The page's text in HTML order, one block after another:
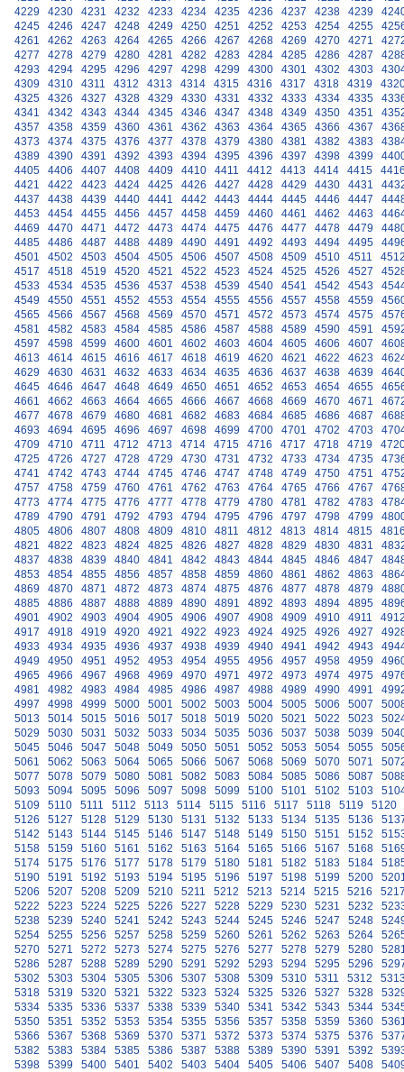
4229
4230 4231 4232 4233 4234 4235 4236 4237 4238 4239
4245
4246 4247 4248 4249 4250 4251 4252 4253 4254 4255
4261
4262 4263 4264 4265 4266 4267 4268 4269 4270 4271
4277
4278 4279 4280 4281 4282 4283 4284 4285 4286 4287
4293
4294 4295 4296 4297 4298 4299 4300 4301 4302 4303
4309
4310 4311 4312 4313 4314 4315 4316 4317 4318 4319
4325
4326 4327 4328 4329 4330 4331 4332 4333 4334 4335
4341
4342 4343 4344 4345 4346 4347 4348 4349 4350 4351
4357
4358 4359 4360 4361 4362 4363 4364 4365 4366 4367
4373
4374 4375 4376 4377 4378 4379 4380 4381 4382 4383
4389
4390 4391 4392 4393 4394 4395 4396 4397 4398 4399
4405
4406 4407 4408 4409 4410 4411 4412 4413 4414 4415
4421
4422 4423 4424 4425 4426 4427 4428 4429 4430 4431
4437
4438 4439 4440 4441 4442 4443 4444 4445 4446 4447
4453
4454 4455 4456 4457 4458 4459 4460 4461 4462 4463
4469
4470 4471 4472 4473 4474 4475 4476 4477 4478 4479
4485
4486 4487 4488 4489 4490 4491 4492 4493 4494 4495
4501
4502 4503 4504 4505 4506 4507 4508 4509 4510 4511
4517
4518 4519 4520 4521 4522 4523 4524 4525 4526 4527
4533
4534 4535 4536 4537 4538 4539 4540 4541 4542 4543
4549
4550 4551 4552 4553 4554 4555 4556 4557 4558 4559
4565
4566 4567 4568 4569 4570 4571 4572 4573 4574 4575
4581
4582 4583 4584 4585 4586 4587 4588 4589 4590 4591
4597
4598 4599 4600 4601 4602 4603 4604 4605 4606 4607
4613
4614 4615 4616 4617 4618 4619 4620 4621 4622 4623
4629
4630 4631 4632 4633 4634 4635 4636 4637 4638 4639
4645
4646 4647 4648 4649 4650 4651 4652 4653 4654 4655
4661
4662 4663 4664 4665 4666 4667 4668 4669 4670 4671
4677
4678 4679 4680 4681 4682 4683 4684 4685 4686 4687
4693
4694 4695 4696 4697 4698 4699 4700 4701 4702 4703
4709
4710 4711 4712 4713 4714 4715 4716 4717 4718 4719
4725
4726 4727 4728 4729 4730 4731 4732 4733 4734 4735
4741
4742 4743 4744 4745 4746 4747 4748 4749 4750 4751
4757
4758 4759 4760 4761 4762 4763 4764 4765 4766 4767
4773
4774 4775 4776 4777 4778 4779 4780 4781 4782 4783
4789
4790 4791 4792 4793 4794 4795 4796 4797 4798 4799
4805
4806 4807 4808 4809 4810 4811 4812 4813 4814 4815
4821
4822 4823 4824 4825 4826 4827 4828 4829 4830 4831
4837
4838 4839 4840 4841 4842 4843 4844 4845 4846 4847
4853
4854 4855 4856 4857 4858 4859 4860 4861 4862 4863
4869
4870 4871 4872 4873 4874 4875 4876 4877 4878 4879
4885
4886 4887 4888 4889 4890 4891 4892 4893 4894 4895
4901
4902 4903 4904 4905 4906 4907 4908 4909 4910 4911
4917
4918 4919 4920 4921 4922 4923 4924 4925 4926 4927
4933
4934 4935 4936 4937 4938 4939 4940 4941 4942 4943
4949
4950 4951 4952 4953 4954 4955 4956 4957 4958 4959
4965
4966 4967 4968 4969 4970 4971 4972 4973 4974 4975
4981
4982 4983 4984 4985 4986 4987 4988 4989 4990 4991
4997
4998 4999 5000 5001 5002 5003 5004 5005 5006 5007
5013
5014 5015 5016 5017 5018 5019 5020 5021 5022 5023
5029
5030 5031 5032 5033 5034 5035 5036 5037 5038 5039
5045
5046 5047 5048 5049 5050 5051 5052 5053 5054 5055
5061
5062 5063 5064 5065 5066 5067 5068 5069 5070 5071
5077
5078 5079 5080 5081 5082 5083 5084 5085 5086 5087
5093
5094 5095 5096 5097 5098 5099 5100 5101 5102 5103
5109
5110 5111 5112 5113 5114 5115 5116 5117 5118 5119
5120
5126
5127 5128 5129 5130 5131 5132 5133 5134 5135 5136
5142
5143 5144 5145 5146 5147 5148 5149 5150 5151 5152
5158
5159 5160 5161 5162 5163 5164 5165 5166 5167 5168
5174
5175 5176 5177 5178 5179 5180 5181 5182 5183 5184
5190
5191 5192 5193 5194 5195 5196 5197 5198 5199 5200
5206
5207 5208 5209 5210 5211 5212 5213 5214 5215 5216
5222
5223 5224 5225 5226 5227 5228 5229 5230 5231 5232
5238
5239 5240 5241 5242 5243 5244 5245 5246 5247 5248
5254
5255 5256 5257 5258 5259 5260 5261 5262 5263 5264
5270
5271 5272 5273 5274 5275 5276 5277 5278 5279 5280
5286
5287 5288 5289 5290 5291 5292 5293 5294 5295 5296
5302
5303 5304 5305 5306 5307 5308 5309 5310 5311 5312
5318
5319 5320 5321 5322 5323 5324 5325 5326 5327 5328
5334
5335 5336 5337 5338 5339 5340 5341 5342 5343 5344
5350
5351 5352 5353 5354 5355 5356 5357 5358 5359 5360
5366
5367 5368 5369 5370 5371 5372 5373 5374 5375 5376
5382
5383 5384 5385 5386 5387 5388 5389 5390 5391 5392
5398
5399 5400 5401 5402 5403 5404 5405 5406 5407 5408